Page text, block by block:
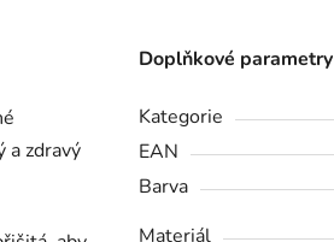
a zdravý
Doplňkové parametry
Kategorie
EAN
Barva
Materiál